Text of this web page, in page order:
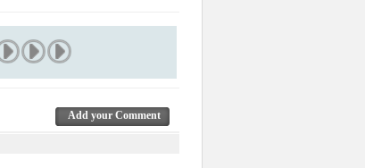
Add your Comment